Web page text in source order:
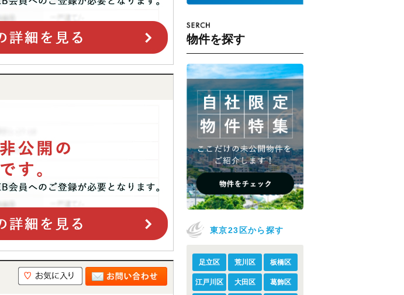
物件を探す
東京23区から探す
足立区 荒川区 板橋区
江戸川区 大田区 葛飾区